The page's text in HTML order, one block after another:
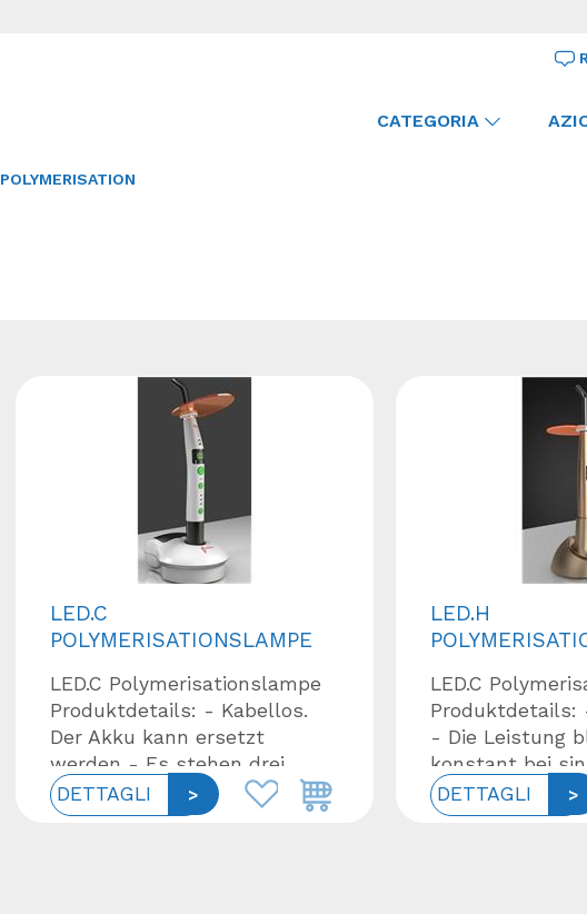
CATEGORIA
POLYMERISATION
LED.C
POLYMERISATIONSLAMPE
LED.C Polymerisationslampe
Produktdetails: - Kabellos.
Der Akku kann ersetzt
werden - Es stehen drei
Betriebsmodi zur Verfügung -
Aushärtungszeit variierbar in
DETTAGLI
LED.H
LED.C
Produktdetails:
- Die Leistung
konstant bei
Akkustand - Es
Betriebsmodi
DETTAGLI